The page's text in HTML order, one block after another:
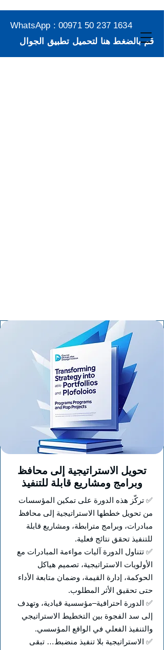
WhatsApp : 00971 50 237 1634
قم بالضغط هنا لتحميل تطبيق الجوال
تحويل الاستراتيجية إلى محافظ
وبرامج ومشاريع قابلة للتنفيذ
✅ تركّز هذه الدورة على تمكين المؤسسات
من تحويل خططها الاستراتيجية إلى محافظ
مبادرات، وبرامج مترابطة، ومشاريع قابلة
للتنفيذ تحقق نتائج فعلية.
✅ تتناول الدورة آليات مواءمة المبادرات مع
الأولويات الاستراتيجية، تصميم هياكل
الحوكمة، إدارة القيمة، وضمان متابعة الأداء
حتى تحقيق الأثر المطلوب.
✅ الدورة احترافية–مؤسسية قيادية، وتهدف
إلى سد الفجوة بين التخطيط الاستراتيجي
والتنفيذ الفعلي في الواقع المؤسسي.
✅ الاستراتيجية بلا تنفيذ منضبط… تبقى